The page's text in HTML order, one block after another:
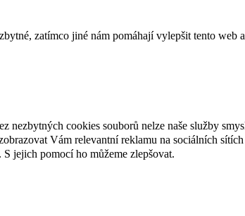
zatímco jiné nám pomáhají vylepšit tento web
nezbytných cookies souborů nelze naše služby
Vám relevantní reklamu na sociálních
jejich pomocí ho můžeme zlepšovat.